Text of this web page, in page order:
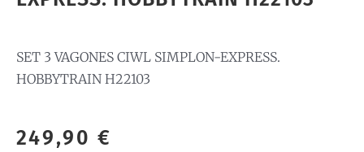
SET 3 VAGONES CIWL SIMPLON-EXPRESS.
HOBBYTRAIN H22103
249,90 €